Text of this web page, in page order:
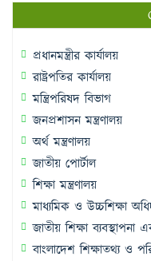
প্রধানমন্ত্রীর কার্যালয়
রাষ্ট্রপতির কার্যালয়
মন্ত্রিপরিষদ বিভাগ
জনপ্রশাসন মন্ত্রণালয়
অর্থ মন্ত্রণালয়
জাতীয় পোর্টাল
শিক্ষা মন্ত্রণালয়
মাধ্যমিক ও উচ্চশিক্ষা
জাতীয় শিক্ষা ব্যবস্থাপনা
বাংলাদেশ শিক্ষাতথ্য ও